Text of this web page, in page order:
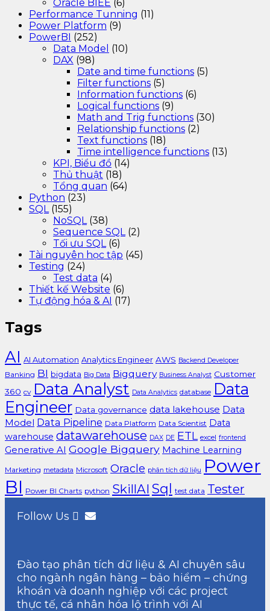
Oracle BIEE (6)
Performance Tunning (11)
Power Platform (9)
PowerBI (252)
Data Model (10)
DAX (98)
Date and time functions (5)
Filter functions (5)
Information functions (6)
Logical functions (9)
Math and Trig functions (30)
Relationship functions (2)
Text functions (18)
Time intelligence functions (13)
KPI, Biểu đồ (14)
Thủ thuật (18)
Tổng quan (64)
Python (23)
SQL (155)
NoSQL (38)
Sequence SQL (2)
Tối ưu SQL (6)
Tài nguyên học tập (45)
Testing (24)
Test data (4)
Thiết kế Website (6)
Tự động hóa & AI (17)
Tags
AI AI Automation Analytics Engineer AWS Backend Developer
Banking BI bigdata Big Data Bigquery Business Analyst Customer
360 cv Data Analyst Data Analytics database Data
Engineer Data governance data lakehouse Data
Model Data Pipeline Data Platform Data Scientist Data
warehouse datawarehouse DAX DE ETL excel frontend
Generative AI Google Bigquery Machine Learning
Marketing metadata Microsoft Oracle phân tích dữ liệu
Power
BI Power BI Charts python SkillAI Sql test data Tester
Follow Us
Đào tạo phân tích dữ liệu & AI chuyên sâu
cho ngành ngân hàng – bảo hiểm – chứng
khoán và doanh nghiệp với các project
thực tế, cá nhân hóa lộ trình với AI